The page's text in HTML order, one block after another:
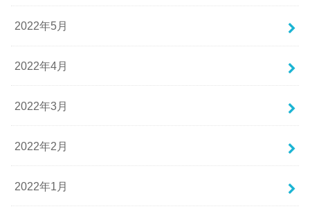
2022年5月
2022年4月
2022年3月
2022年2月
2022年1月